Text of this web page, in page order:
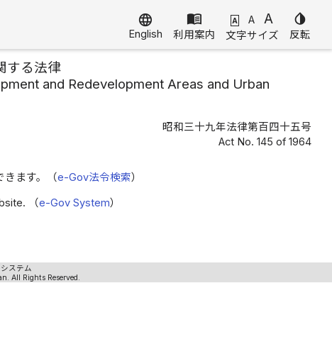
language
English
menu_book
利用案内
A A A
文字サイズ
invert_colors
反転
する法律
and Redevelopment Areas and Urban
昭和三十九年法律第百四十五号
Act No. 145 of 1964
きます。（e-Gov法令検索）
（e-Gov System）
ステム
All Rights Reserved.